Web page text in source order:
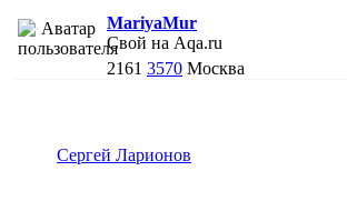
MariyaMur
Свой на Aqa.ru
2161 3570 Москва
Сергей Ларионов